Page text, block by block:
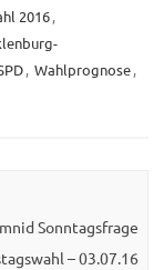
2016,
, Wahlprognose,
Sonntagsfrage
– 03.07.16